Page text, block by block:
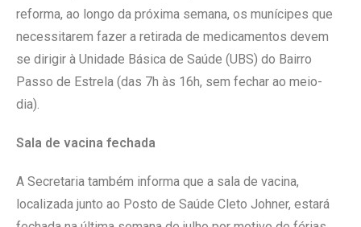
reforma, ao longo da próxima semana, os munícipes que
necessitarem fazer a retirada de medicamentos devem
se dirigir à Unidade Básica de Saúde (UBS) do Bairro
Passo de Estrela (das 7h às 16h, sem fechar ao meio-
dia).
Sala de vacina fechada
A Secretaria também informa que a sala de vacina,
localizada junto ao Posto de Saúde Cleto Johner, estará